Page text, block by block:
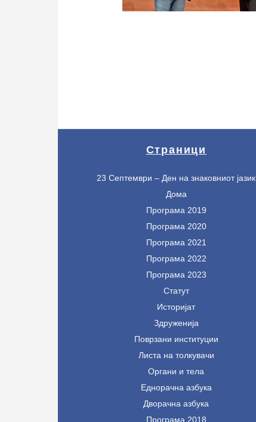
Страници
23 Септември – Ден на знаковниот јазик
Дома
Програма 2019
Програма 2020
Програма 2021
Програма 2022
Програма 2023
Статут
Историјат
Здруженија
Поврзани институции
Листа на толкувачи
Органи и тела
Еднорачна азбука
Дворачна азбука
Програма 2018